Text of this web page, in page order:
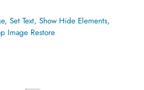
Set Text, Show Hide Elements,
Image Restore